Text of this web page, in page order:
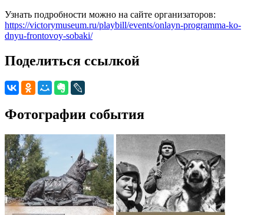
Узнать подробности можно на сайте организаторов:
https://victorymuseum.ru/playbill/events/onlayn-programma-ko-
dnyu-frontovoy-sobaki/
Поделиться ссылкой
Фотографии события